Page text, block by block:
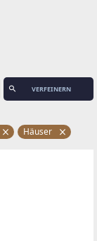
VERFEINERN
Häuser